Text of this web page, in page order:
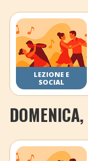
LEZIONE E
SOCIAL